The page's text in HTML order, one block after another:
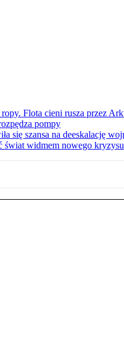
Flota cieni rusza przez
pompy
się szansa na deeskalację
świat widmem nowego